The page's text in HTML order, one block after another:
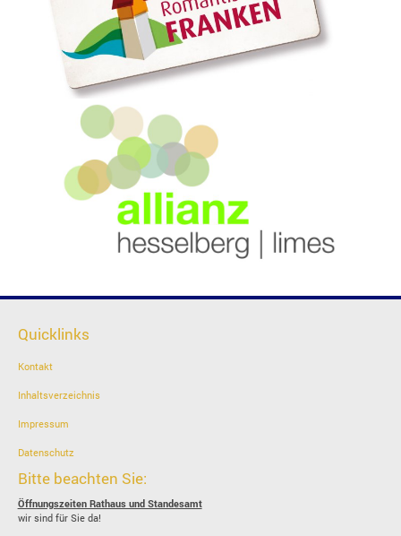
Quicklinks
Kontakt
Inhaltsverzeichnis
Impressum
Datenschutz
Bitte beachten Sie:
Öffnungszeiten Rathaus und Standesamt
wir sind für Sie da!